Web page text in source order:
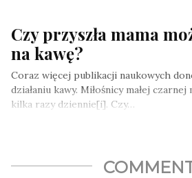
Czy przyszła mama
na kawę?
Coraz więcej publikacji naukowych
działaniu kawy. Miłośnicy małej
kilka razy dziennie[i]. Czy…